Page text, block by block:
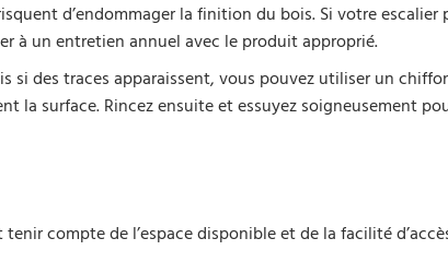
d’endommager la finition du bois. Si votre escalier
à un entretien annuel avec le produit approprié.
si des traces apparaissent, vous pouvez utiliser un
la surface. Rincez ensuite et essuyez soigneusement
compte de l’espace disponible et de la facilité